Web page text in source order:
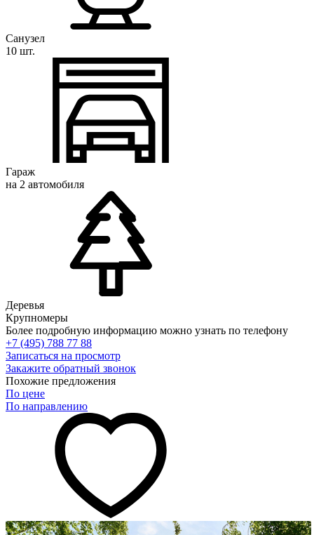
Санузел
10 шт.
Гараж
на 2 автомобиля
Деревья
Крупномеры
Более подробную информацию можно узнать по телефону
+7 (495) 788 77 88
Записаться на просмотр
Закажите обратный звонок
Похожие предложения
По цене
По направлению